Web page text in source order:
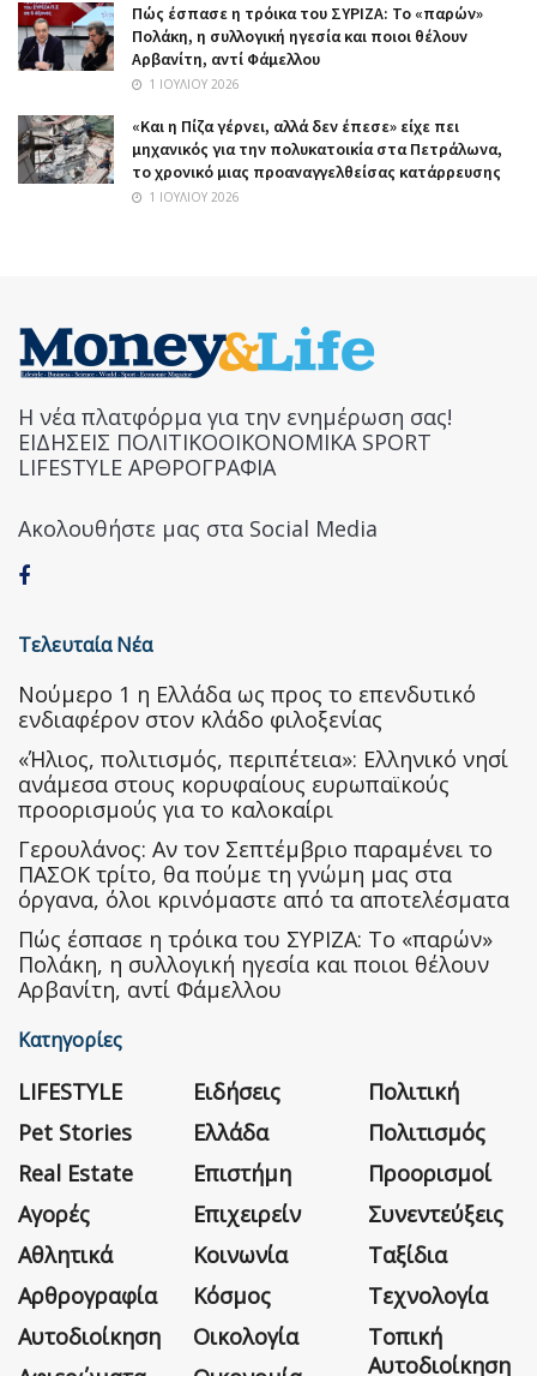
Πώς έσπασε η τρόικα του ΣΥΡΙΖΑ: Το «παρών»
Πολάκη, η συλλογική ηγεσία και ποιοι θέλουν
Αρβανίτη, αντί Φάμελλου
1 ΙΟΥΛΊΟΥ 2026
«Και η Πίζα γέρνει, αλλά δεν έπεσε» είχε πει
μηχανικός για την πολυκατοικία στα Πετράλωνα,
το χρονικό μιας προαναγγελθείσας κατάρρευσης
1 ΙΟΥΛΊΟΥ 2026
Η νέα πλατφόρμα για την ενημέρωση σας!
ΕΙΔΗΣΕΙΣ ΠΟΛΙΤΙΚΟΟΙΚΟΝΟΜΙΚΑ SPORT
LIFESTYLE ΑΡΘΡΟΓΡΑΦΙΑ
Ακολουθήστε μας στα Social Media
Τελευταία Νέα
Nούμερο 1 η Ελλάδα ως προς το επενδυτικό
ενδιαφέρον στον κλάδο φιλοξενίας
«Ήλιος, πολιτισμός, περιπέτεια»: Ελληνικό νησί
ανάμεσα στους κορυφαίους ευρωπαϊκούς
προορισμούς για το καλοκαίρι
Γερουλάνος: Αν τον Σεπτέμβριο παραμένει το
ΠΑΣΟΚ τρίτο, θα πούμε τη γνώμη μας στα
όργανα, όλοι κρινόμαστε από τα αποτελέσματα
Πώς έσπασε η τρόικα του ΣΥΡΙΖΑ: Το «παρών»
Πολάκη, η συλλογική ηγεσία και ποιοι θέλουν
Αρβανίτη, αντί Φάμελλου
Κατηγορίες
LIFESTYLE
Pet Stories
Real Estate
Αγορές
Αθλητικά
Αρθρογραφία
Αυτοδιοίκηση
Ειδήσεις
Ελλάδα
Επιστήμη
Επιχειρείν
Κοινωνία
Κόσμος
Οικολογία
Πολιτική
Πολιτισμός
Προορισμοί
Συνεντεύξεις
Ταξίδια
Τεχνολογία
Τοπική
Αυτοδιοίκηση